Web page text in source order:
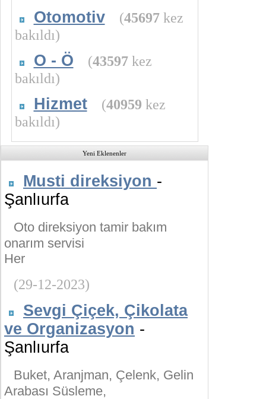
Otomotiv (45697kez
bakıldı)
O - Ö (43597kez
bakıldı)
Hizmet (40959 kez
bakıldı)
Yeni Eklenenler
Musti direksiyon -
Şanlıurfa
Oto direksiyon tamir bakım
onarım servisi
Her
(29-12-2023)
Sevgi Çiçek, Çikolata
ve Organizasyon -
Şanlıurfa
Buket, Aranjman, Çelenk, Gelin
Arabası Süsleme,